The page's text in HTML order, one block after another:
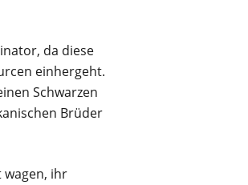
da diese
einhergeht.
Schwarzen
Brüder
wagen, ihr